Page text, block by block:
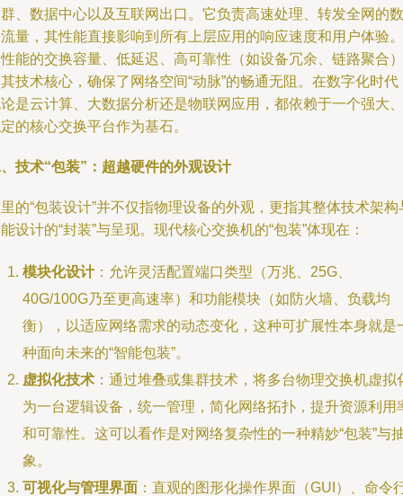
、数据中心以及互联网出口。它负责高速处理、转发全网的数
量，其性能直接影响到所有上层应用的响应速度和用户体验。
能的交换容量、低延迟、高可靠性（如设备冗余、链路聚合）
技术核心，确保了网络空间“动脉”的畅通无阻。在数字化时代
是云计算、大数据分析还是物联网应用，都依赖于一个强大、
的核心交换平台作为基石。
技术“包装”：超越硬件的外观设计
的“包装设计”并不仅指物理设备的外观，更指其整体技术架构
设计的“封装”与呈现。现代核心交换机的“包装”体现在：
模块化设计：允许灵活配置端口类型（万兆、25G、
40G/100G乃至更高速率）和功能模块（如防火墙、负载均
衡），以适应网络需求的动态变化，这种可扩展性本身就是
种面向未来的“智能包装”。
虚拟化技术 ：通过堆叠或集群技术，将多台物理交换机虚拟
为一台逻辑设备，统一管理，简化网络拓扑，提升资源利用
和可靠性。这可以看作是对网络复杂性的一种精妙“包装”与
象。
可视化与管理界面 ：直观的图形化操作界面（GUI）、命令